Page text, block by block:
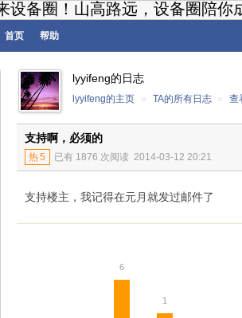
设备圈！山高路远，设备圈陪你
首页 帮助
lyyifeng的日志
lyyifeng的主页 » TA的所有日志 » 查
支持啊，必须的
热5 已有 1876 次阅读 2014-03-12 20:21
支持楼主，我记得在元月就发过邮件了
6
1